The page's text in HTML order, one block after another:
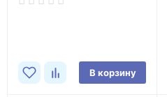
В корзину